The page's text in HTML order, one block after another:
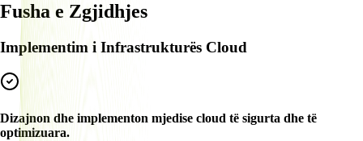
Fusha e Zgjidhjes
Implementim i Infrastrukturës Cloud
Dizajnon dhe implementon mjedise cloud të sigurta dhe të
optimizuara.